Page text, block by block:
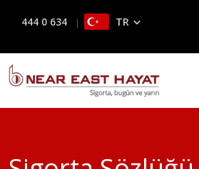
444 0 634 TR